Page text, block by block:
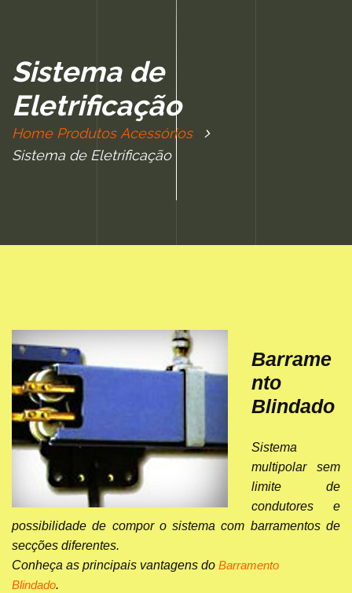
Sistema de
Eletrificação
Home Produtos Acessórios
Sistema de Eletrificação
Barrame
nto
Blindado
Sistema
multipolar sem
limite de
condutores e
possibilidade de compor o sistema com barramentos de
secções diferentes.
Conheça as principais vantagens do Barramento
Blindado.